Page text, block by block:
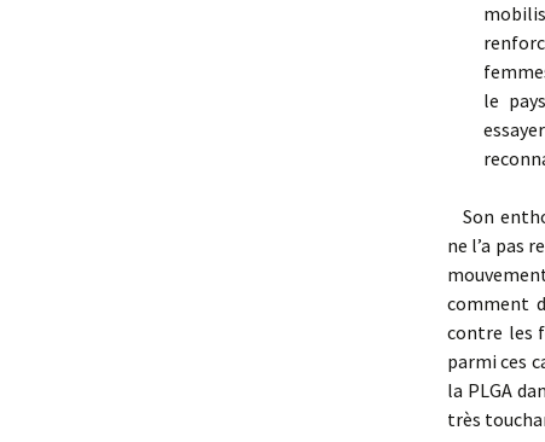
le
Son
ne l’a pas
comment
contre les
parmi ces
la PLGA
très